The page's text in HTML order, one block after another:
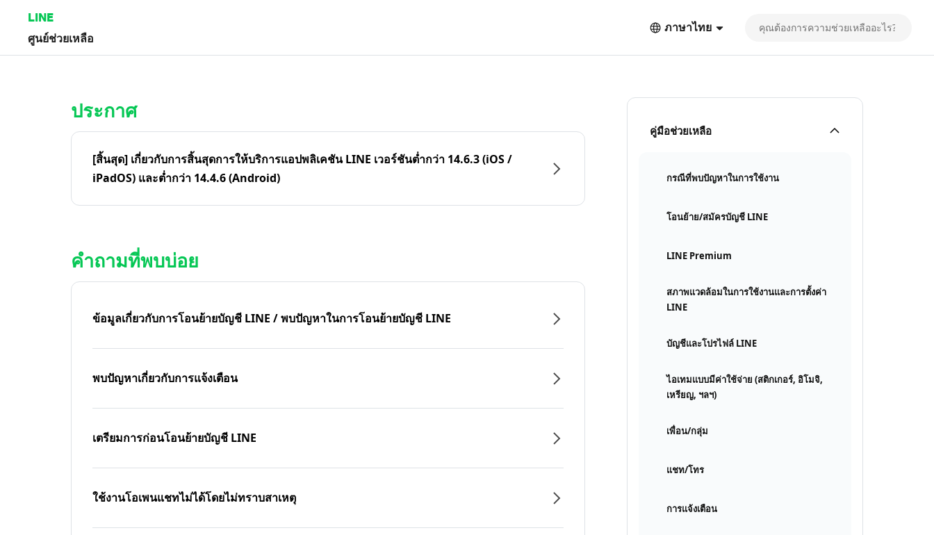
LINE
ศูนย์ช่วยเหลือ
ภาษาไทย
คู่มือช่วยเหลือ
กรณีที่พบปัญหาในการใช้งาน
โอนย้าย/สมัครบัญชี LINE
LINE Premium
สภาพแวดล้อมในการใช้งานและการตั้งค่า
LINE
บัญชีและโปรไฟล์ LINE
ไอเทมแบบมีค่าใช้จ่าย (สติกเกอร์, อิโมจิ,
เหรียญ, ฯลฯ)
เพื่อน/กลุ่ม
แชท/โทร
การแจ้งเตือน
ประกาศ
[สิ้นสุด] เกี่ยวกับการสิ้นสุดการให้บริการแอปพลิเคชัน LINE เวอร์ชันต่ำกว่า 14.6.3 (iOS /
iPadOS) และต่ำกว่า 14.4.6 (Android)
คำถามที่พบบ่อย
ข้อมูลเกี่ยวกับการโอนย้ายบัญชี LINE / พบปัญหาในการโอนย้ายบัญชี LINE
พบปัญหาเกี่ยวกับการแจ้งเตือน
เตรียมการก่อนโอนย้ายบัญชี LINE
ใช้งานโอเพนแชทไม่ได้โดยไม่ทราบสาเหตุ